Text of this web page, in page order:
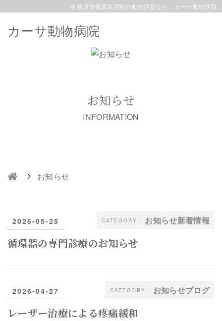
各務原市蘇原瑞雲町の動物病院なら、カーサ動物病院
カーサ動物病院
お知らせ
INFORMATION
お知らせ
お知らせ新着情報
2026-05-25
循環器の専門診療のお知らせ
お知らせブログ
2026-04-27
レーザー治療による疼痛緩和